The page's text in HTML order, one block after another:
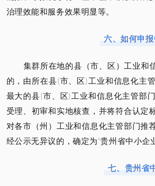
治理效能和服务效果明显等。
六、如何申
集群所在地的县（市、区）工业和
的，由所在县(市、区)工业和信息化主
最大的县(市、区)工业和信息化主管部
受理、初审和实地核查，并将符合认定
对各市（州）工业和信息化主管部门推
经公示无异议的，确定为“贵州省中小企
七、贵州省